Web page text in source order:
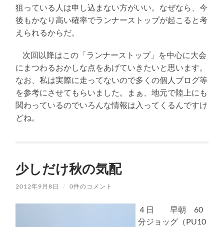
狙っている人は申し込まない方がいい。なぜなら、今
後もかなり高い確率でランナーストップが起こると考
えられるからだ。
次回以降はこの「ランナーストップ」を中心に大会
にまつわるおかしな点をあげていきたいと思います。
なお、私は実際に走ってないので多くの個人ブログ等
を参考にさせてもらいました。まぁ、地元で陸上にも
関わっているのでいろんな情報は入ってくるんですけ
どね。
少しだけ秋の気配
2012年9月8日 / 0件のコメント
４日 早朝 60
分ジョッグ（PU10